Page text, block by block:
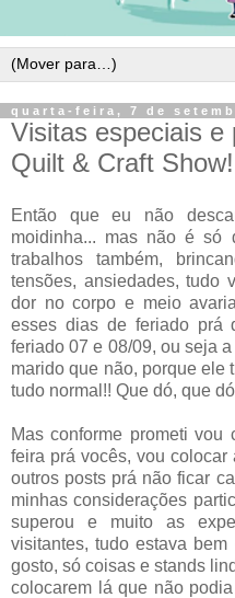
quarta-feira, 7 de
Visitas especiais e
Quilt & Craft
Então que eu não
moidinha... mas não é só
trabalhos também,
tensões, ansiedades, tudo
dor no corpo e meio
esses dias de feriado prá
feriado 07 e 08/09, ou seja
marido que não, porque ele
tudo normal!! Que dó, que
Mas conforme prometi
feira prá vocês, vou
outros posts prá não ficar
minhas considerações
superou e muito as
visitantes, tudo estava
gosto, só coisas e stands
colocarem lá que não